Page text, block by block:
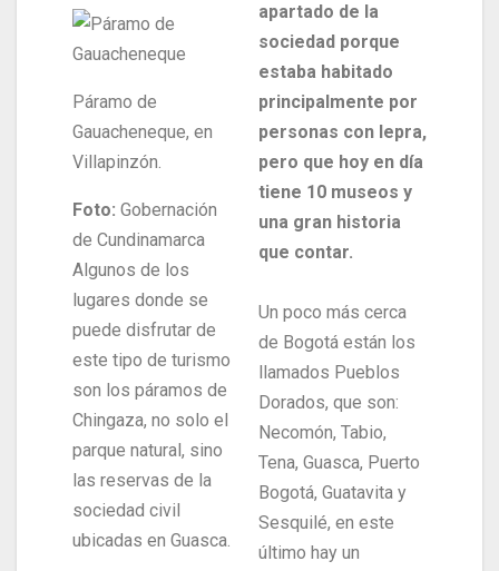
Páramo de
Gauacheneque, en
Villapinzón.
Foto: Gobernación
de Cundinamarca
Algunos de los
lugares donde se
puede disfrutar de
este tipo de turismo
son los páramos de
Chingaza, no solo el
parque natural, sino
las reservas de la
sociedad civil
ubicadas en Guasca.
apartado de la
sociedad porque
estaba habitado
principalmente por
personas con lepra,
pero que hoy en día
tiene 10 museos y
una gran historia
que contar.
Un poco más cerca
de Bogotá están los
llamados Pueblos
Dorados, que son:
Necomón, Tabio,
Tena, Guasca, Puerto
Bogotá, Guatavita y
Sesquilé, en este
último hay un